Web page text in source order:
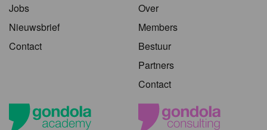
Jobs
Nieuwsbrief
Contact
Over
Members
Bestuur
Partners
Contact